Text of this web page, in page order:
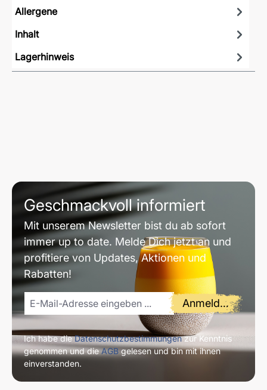
Allergene
Inhalt
Lagerhinweis
Geschmackvoll informiert
Mit unserem Newsletter bist du ab sofort
immer up to date. Melde Dich jetzt an und
profitiere von Updates, Aktionen und
Rabatten!
Anmelden
Ich habe dieDatenschutzbestimmungenzur Kenntnis
genommen und dieAGBgelesen und bin mit ihnen
einverstanden.